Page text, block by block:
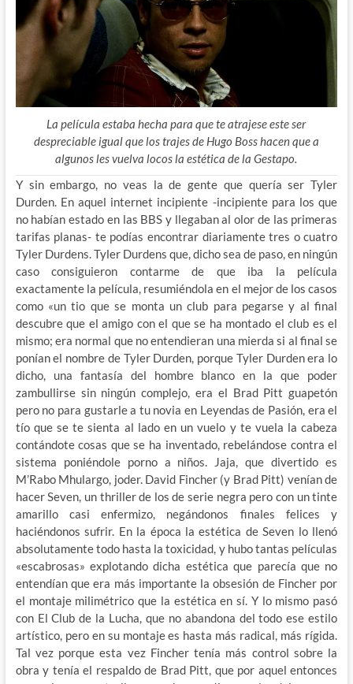
La película estaba hecha para que te atrajese este ser
despreciable igual que los trajes de Hugo Boss hacen que a
algunos les vuelva locos la estética de la Gestapo.
Y sin embargo, no veas la de gente que quería ser Tyler
Durden. En aquel internet incipiente -incipiente para los que
no habían estado en las BBS y llegaban al olor de las primeras
tarifas planas- te podías encontrar diariamente tres o cuatro
Tyler Durdens. Tyler Durdens que, dicho sea de paso, en ningún
caso consiguieron contarme de que iba la película
exactamente la película, resumiéndola en el mejor de los casos
como «un tio que se monta un club para pegarse y al final
descubre que el amigo con el que se ha montado el club es el
mismo; era normal que no entendieran una mierda si al final se
ponían el nombre de Tyler Durden, porque Tyler Durden era lo
dicho, una fantasía del hombre blanco en la que poder
zambullirse sin ningún complejo, era el Brad Pitt guapetón
pero no para gustarle a tu novia en Leyendas de Pasión, era el
tío que se te sienta al lado en un vuelo y te vuela la cabeza
contándote cosas que se ha inventado, rebelándose contra el
sistema poniéndole porno a niños. Jaja, que divertido es
M’Rabo Mhulargo, joder. David Fincher (y Brad Pitt) venían de
hacer Seven, un thriller de los de serie negra pero con un tinte
amarillo casi enfermizo, negándonos finales felices y
haciéndonos sufrir. En la época la estética de Seven lo llenó
absolutamente todo hasta la toxicidad, y hubo tantas películas
«escabrosas» explotando dicha estética que parecía que no
entendían que era más importante la obsesión de Fincher por
el montaje milimétrico que la estética en sí. Y lo mismo pasó
con El Club de la Lucha, que no abandona del todo ese estilo
artístico, pero en su montaje es hasta más radical, más rígida.
Tal vez porque esta vez Fincher tenía más control sobre la
obra y tenía el respaldo de Brad Pitt, que por aquel entonces